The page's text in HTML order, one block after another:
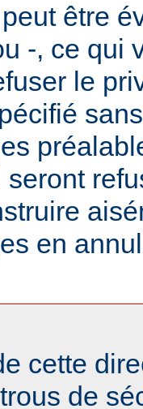
peut être
-, ce qui
le
en
cette
de